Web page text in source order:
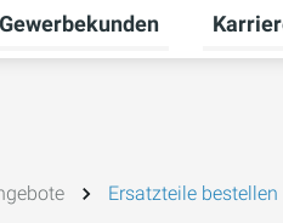
Energien umschalten
für Privatkunden
Gewerbekunden
Ersatzteile bestellen